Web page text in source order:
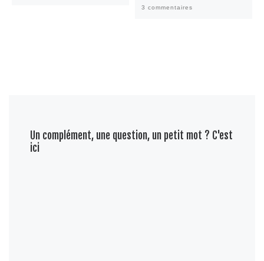
3 commentaires
Un complément, une question, un petit mot ? C'est
ici